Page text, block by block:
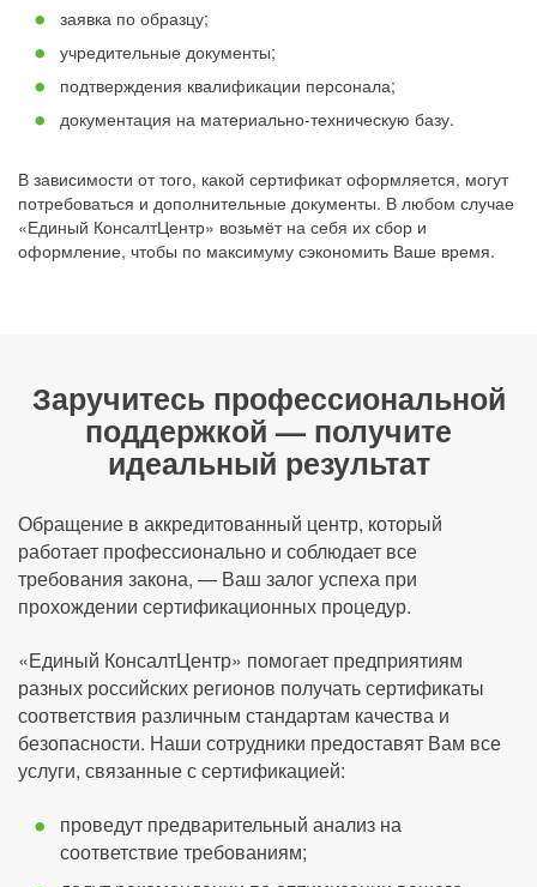
заявка по образцу;
учредительные документы;
подтверждения квалификации персонала;
документация на материально-техническую базу.
В зависимости от того, какой сертификат оформляется, могут
потребоваться и дополнительные документы. В любом случае
«Единый КонсалтЦентр» возьмёт на себя их сбор и
оформление, чтобы по максимуму сэкономить Ваше время.
Заручитесь профессиональной
поддержкой — получите
идеальный результат
Обращение в аккредитованный центр, который
работает профессионально и соблюдает все
требования закона, — Ваш залог успеха при
прохождении сертификационных процедур.
«Единый КонсалтЦентр» помогает предприятиям
разных российских регионов получать сертификаты
соответствия различным стандартам качества и
безопасности. Наши сотрудники предоставят Вам все
услуги, связанные с сертификацией:
проведут предварительный анализ на
соответствие требованиям;